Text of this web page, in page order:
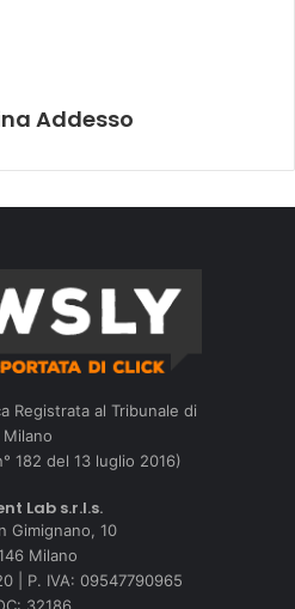
Addesso
Registrata al Tribunale di
Milano
182 del 13 luglio 2016)
Lab s.r.l.s.
Gimignano, 10
Milano
| P. IVA: 09547790965